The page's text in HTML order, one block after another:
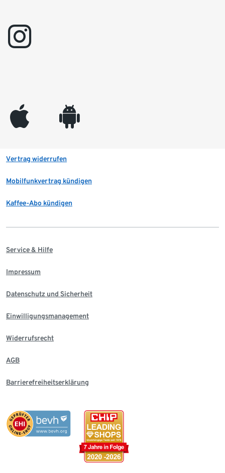
instagram
appleinc android
Vertrag widerrufen
Mobilfunkvertrag kündigen
Kaffee-Abo kündigen
Service & Hilfe
Impressum
Datenschutz und Sicherheit
Einwilligungsmanagement
Widerrufsrecht
AGB
Barrierefreiheitserklärung